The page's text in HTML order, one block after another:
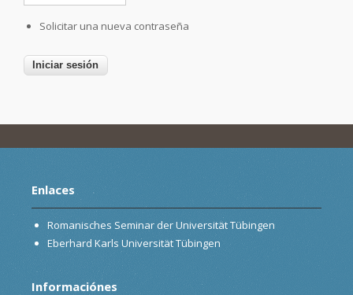
Solicitar una nueva contraseña
Enlaces
Romanisches Seminar der Universität Tübingen
Eberhard Karls Universität Tübingen
Informaciónes